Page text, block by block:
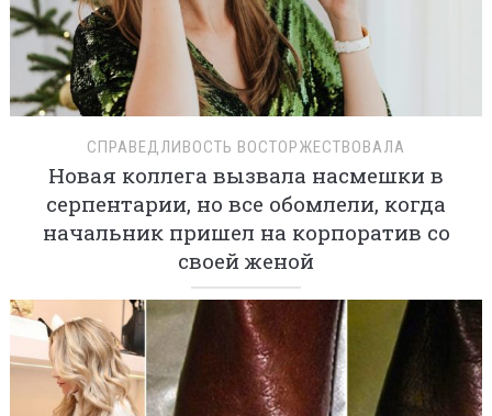
СПРАВЕДЛИВОСТЬ ВОСТОРЖЕСТВОВАЛА
Новая коллега вызвала насмешки в
серпентарии, но все обомлели, когда
начальник пришел на корпоратив со
своей женой